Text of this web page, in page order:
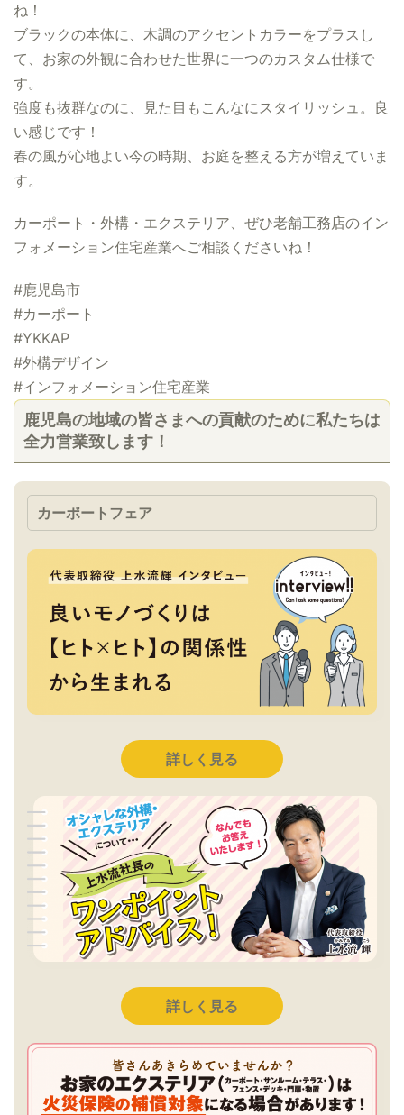
ね！
ブラックの本体に、木調のアクセントカラーをプラスし
て、お家の外観に合わせた世界に一つのカスタム仕様で
す。
強度も抜群なのに、見た目もこんなにスタイリッシュ。良
い感じです！
春の風が心地よい今の時期、お庭を整える方が増えていま
す。
カーポート・外構・エクステリア、ぜひ老舗工務店のイン
フォメーション住宅産業へご相談くださいね！
#鹿児島市
#カーポート
#YKKAP
#外構デザイン
#インフォメーション住宅産業
鹿児島の地域の皆さまへの貢献のために私たちは
全力営業致します！
カーポートフェア
詳しく見る
詳しく見る